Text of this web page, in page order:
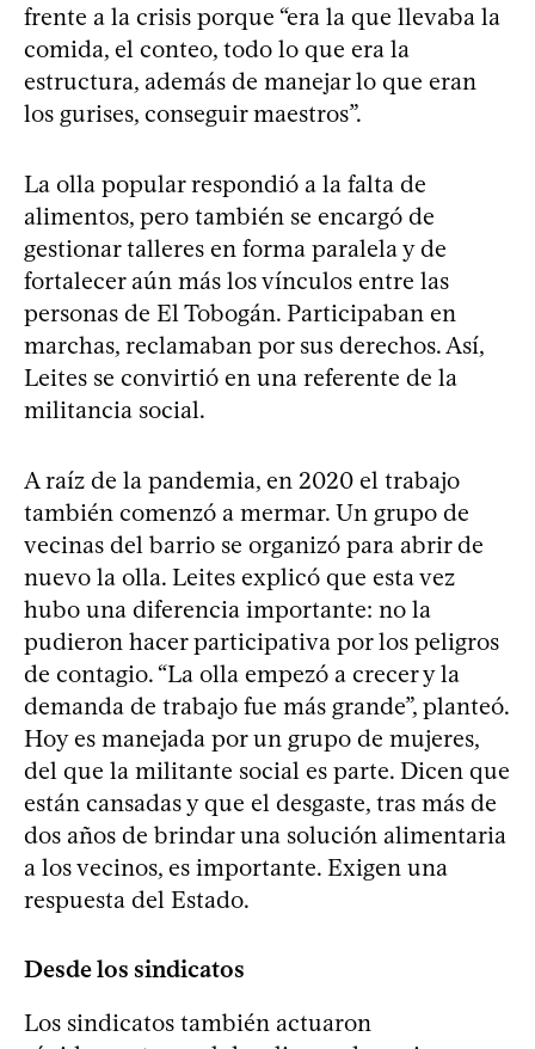
frente a la crisis porque “era la que llevaba la
comida, el conteo, todo lo que era la
estructura, además de manejar lo que eran
los gurises, conseguir maestros”.
La olla popular respondió a la falta de
alimentos, pero también se encargó de
gestionar talleres en forma paralela y de
fortalecer aún más los vínculos entre las
personas de El Tobogán. Participaban en
marchas, reclamaban por sus derechos. Así,
Leites se convirtió en una referente de la
militancia social.
A raíz de la pandemia, en 2020 el trabajo
también comenzó a mermar. Un grupo de
vecinas del barrio se organizó para abrir de
nuevo la olla. Leites explicó que esta vez
hubo una diferencia importante: no la
pudieron hacer participativa por los peligros
de contagio. “La olla empezó a crecer y la
demanda de trabajo fue más grande”, planteó.
Hoy es manejada por un grupo de mujeres,
del que la militante social es parte. Dicen que
están cansadas y que el desgaste, tras más de
dos años de brindar una solución alimentaria
a los vecinos, es importante. Exigen una
respuesta del Estado.
Desde los sindicatos
Los sindicatos también actuaron